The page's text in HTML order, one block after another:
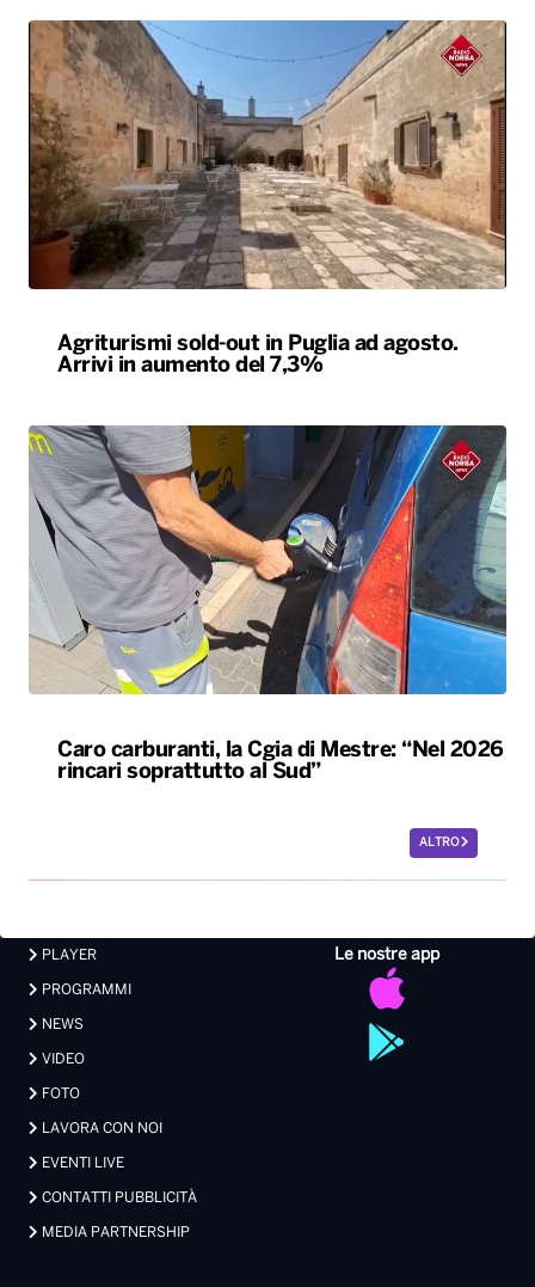
Agriturismi sold-out in Puglia ad agosto.
Arrivi in aumento del 7,3%
Caro carburanti, la Cgia di Mestre: “Nel 2026
rincari soprattutto al Sud”
ALTRO
Le nostre app
PLAYER
PROGRAMMI
NEWS
VIDEO
FOTO
LAVORA CON NOI
EVENTI LIVE
CONTATTI PUBBLICITÀ
MEDIA PARTNERSHIP